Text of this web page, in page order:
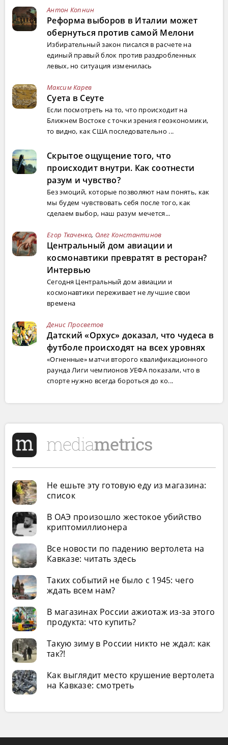
Антон Копнин
Реформа выборов в Италии может
обернуться против самой Мелони
Избирательный закон писался в расчете на
единый правый блок против раздробленных
левых, но ситуация изменилась
Максим Карев
Суета в Сеуте
Если посмотреть на то, что происходит на
Ближнем Востоке с точки зрения геоэкономики,
то видно, как США последовательно ...
Скрытое ощущение того, что
происходит внутри. Как соотнести
разум и чувство?
Без эмоций, которые позволяют нам понять, как
мы будем чувствовать себя после того, как
сделаем выбор, наш разум мечется...
Егор Ткаченко, Олег Константинов
Центральный дом авиации и
космонавтики превратят в ресторан?
Интервью
Сегодня Центральный дом авиации и
космонавтики переживает не лучшие свои
времена
Денис Просветов
Датский «Орхус» доказал, что чудеса в
футболе происходят на всех уровнях
«Огненные» матчи второго квалификационного
раунда Лиги чемпионов УЕФА показали, что в
спорте нужно всегда бороться до ко...
Не ешьте эту готовую еду из магазина:
список
В ОАЭ произошло жестокое убийство
криптомиллионера
Все новости по падению вертолета на
Кавказе: читать здесь
Таких событий не было с 1945: чего
ждать всем нам?
В магазинах России ажиотаж из-за этого
продукта: что купить?
Такую зиму в России никто не ждал: как
так?!
Как выглядит место крушение вертолета
на Кавказе: смотреть